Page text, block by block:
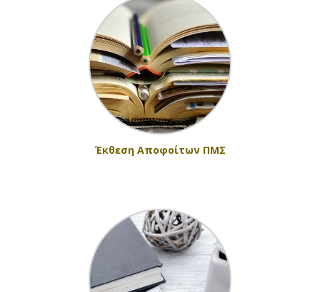
Έκθεση Αποφοίτων ΠΜΣ